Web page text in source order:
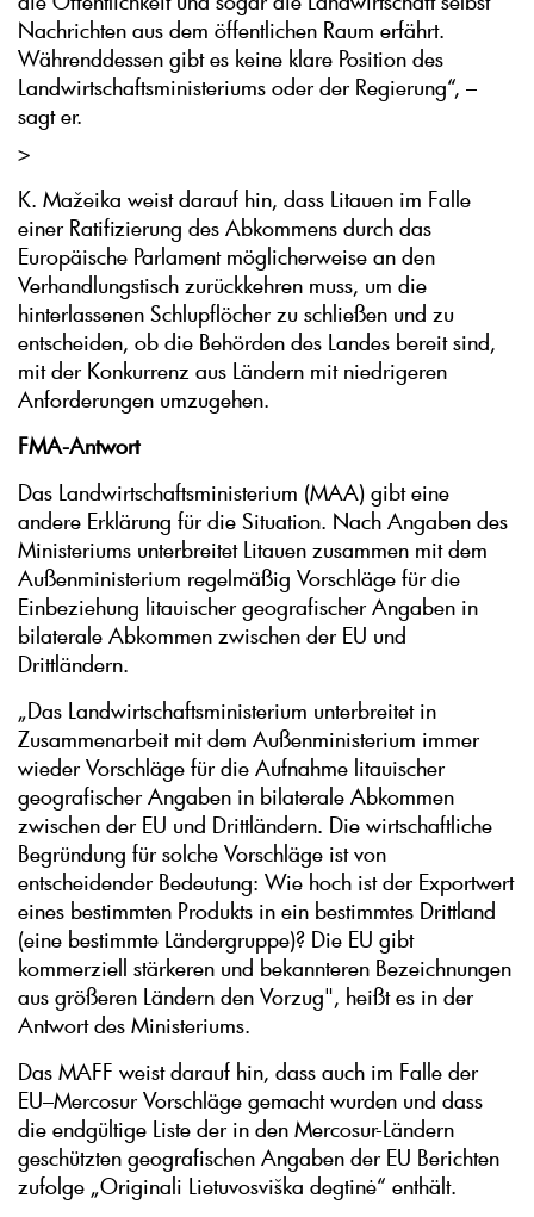
Nachrichten aus dem öffentlichen Raum erfährt.
Währenddessen gibt es keine klare Position des
Landwirtschaftsministeriums oder der Regierung“, –
sagt er.
>
K. Mažeika weist darauf hin, dass Litauen im Falle
einer Ratifizierung des Abkommens durch das
Europäische Parlament möglicherweise an den
Verhandlungstisch zurückkehren muss, um die
hinterlassenen Schlupflöcher zu schließen und zu
entscheiden, ob die Behörden des Landes bereit sind,
mit der Konkurrenz aus Ländern mit niedrigeren
Anforderungen umzugehen.
FMA-Antwort
Das Landwirtschaftsministerium (MAA) gibt eine
andere Erklärung für die Situation. Nach Angaben des
Ministeriums unterbreitet Litauen zusammen mit dem
Außenministerium regelmäßig Vorschläge für die
Einbeziehung litauischer geografischer Angaben in
bilaterale Abkommen zwischen der EU und
Drittländern.
„Das Landwirtschaftsministerium unterbreitet in
Zusammenarbeit mit dem Außenministerium immer
wieder Vorschläge für die Aufnahme litauischer
geografischer Angaben in bilaterale Abkommen
zwischen der EU und Drittländern. Die wirtschaftliche
Begründung für solche Vorschläge ist von
entscheidender Bedeutung: Wie hoch ist der Exportwert
eines bestimmten Produkts in ein bestimmtes Drittland
(eine bestimmte Ländergruppe)? Die EU gibt
kommerziell stärkeren und bekannteren Bezeichnungen
aus größeren Ländern den Vorzug", heißt es in der
Antwort des Ministeriums.
Das MAFF weist darauf hin, dass auch im Falle der
EU–Mercosur Vorschläge gemacht wurden und dass
die endgültige Liste der in den Mercosur-Ländern
geschützten geografischen Angaben der EU Berichten
zufolge „Originali Lietuvosviška degtinė“ enthält.